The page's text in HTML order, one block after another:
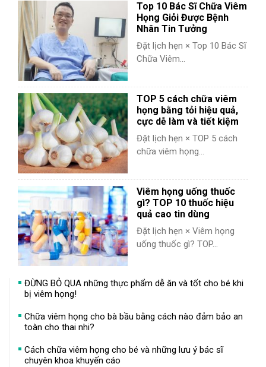
Top 10 Bác Sĩ Chữa Viêm
Họng Giỏi Được Bệnh
Nhân Tin Tưởng
Đặt lịch hẹn × Top 10 Bác Sĩ
Chữa Viêm...
TOP 5 cách chữa viêm
họng bằng tỏi hiệu quả,
cực dễ làm và tiết kiệm
Đặt lịch hẹn × TOP 5 cách
chữa viêm họng...
Viêm họng uống thuốc
gì? TOP 10 thuốc hiệu
quả cao tin dùng
Đặt lịch hẹn × Viêm họng
uống thuốc gì? TOP...
ĐỪNG BỎ QUA những thực phẩm dễ ăn và tốt cho bé khi
bị viêm họng!
Chữa viêm họng cho bà bầu bằng cách nào đảm bảo an
toàn cho thai nhi?
Cách chữa viêm họng cho bé và những lưu ý bác sĩ
chuyên khoa khuyến cáo